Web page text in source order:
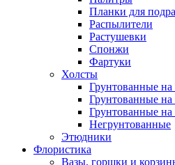
Планки для
Распылители
Растушевки
Спонжи
Фартуки
Холсты
Грунтованные на
Грунтованные на
Грунтованные
Негрунтованные
Этюдники
Флористика
Вазы, горшки и